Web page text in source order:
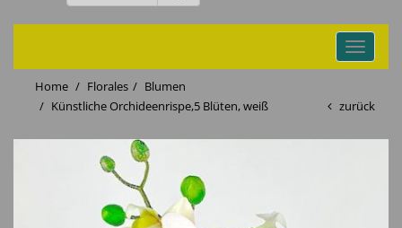
Toggle
Home
Florales
Blumen
Künstliche Orchideenrispe,5 Blüten, weiß
zurück